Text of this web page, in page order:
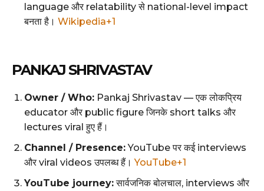
language और relatability से national-level impact
बनता है। Wikipedia+1
PANKAJ SHRIVASTAV
Owner / Who: Pankaj Shrivastav — एक लोकप्रिय
educator और public figure जिनके short talks और
lectures viral हुए हैं।
Channel / Presence:YouTube पर कई interviews
और viral videos उपलब्ध हैं। YouTube+1
YouTube journey:सार्वजनिक बोलचाल, interviews और